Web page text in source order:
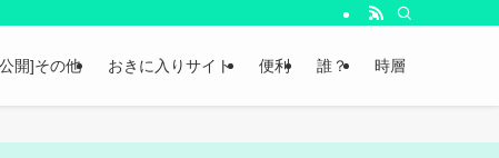
開]その他 おきに入りサイト 便利 誰？ 時層